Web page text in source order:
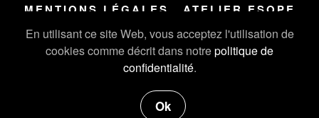
En utilisant ce site Web, vous acceptez l'utilisation de
cookies comme décrit dans notrepolitique de
confidentialité.
Ok
MENTIONS LÉGALES ATELIER ESOPE